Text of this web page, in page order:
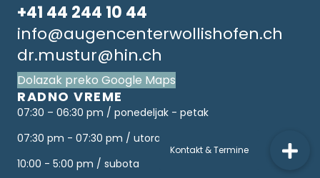
+41 44 244 10 44
info@augencenterwollishofen.ch
dr.mustur@hin.ch
Dolazak preko Google Maps
RADNO VREME
07:30 – 06:30 pm / ponedeljak - petak
07:30 pm - 07:30 pm / utorak
10:00 - 5:00 pm / subota